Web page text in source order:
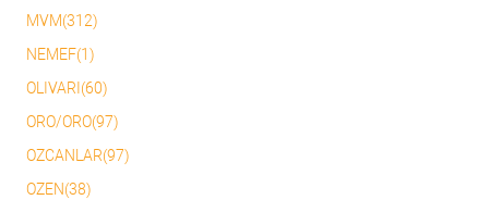
MVM(312)
NEMEF(1)
OLIVARI(60)
ORO/ORO(97)
OZCANLAR(97)
OZEN(38)